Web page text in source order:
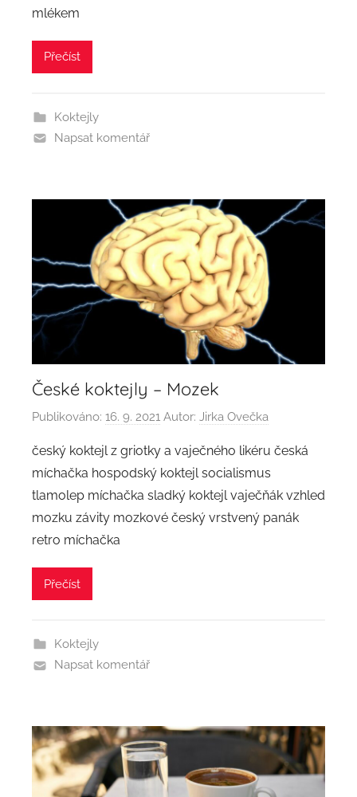
mlékem
Přečíst
Koktejly
Napsat komentář
České koktejly – Mozek
Publikováno: 16. 9. 2021 Autor: Jirka Ovečka
český koktejl z griotky a vaječného likéru česká
míchačka hospodský koktejl socialismus
tlamolep míchačka sladký koktejl vaječňák vzhled
mozku závity mozkové český vrstvený panák
retro míchačka
Přečíst
Koktejly
Napsat komentář